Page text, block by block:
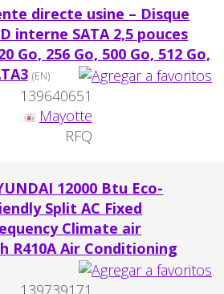
directe usine – Disque
interne SATA 2,5 pouces
Go, 256 Go, 500 Go, 512 Go,
(EN)
139640651
Mayotte
RFQ
12000 Btu Eco-
Split AC Fixed
Climate air
R410A Air Conditioning
139739171